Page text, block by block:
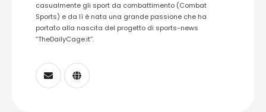
casualmente gli sport da combattimento (Combat
Sports) e da lì è nata una grande passione che ha
portato alla nascita del progetto di sports-news
“TheDailyCage.it”.